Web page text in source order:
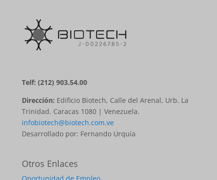
Telf: (212) 903.54.00
Dirección: Edificio Biotech, Calle del Arenal, Urb. La
Trinidad. Caracas 1080 | Venezuela.
infobiotech@biotech.com.ve
Desarrollado por: Fernando Urquía
Otros Enlaces